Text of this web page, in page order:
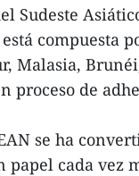
Sudeste
compuesta
Malasia,
proceso de
se ha
cada vez